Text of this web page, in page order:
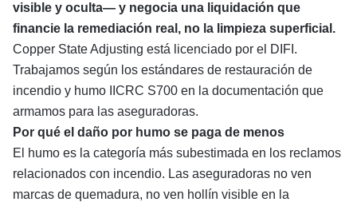
visible y oculta— y negocia una liquidación que
financie la remediación real, no la limpieza superficial.
Copper State Adjusting está licenciado por el DIFI .
Trabajamos según los estándares de restauración de
incendio y humo
IICRC S700 en la documentación que
armamos para las aseguradoras.
Por qué el daño por humo se paga de menos
El humo es la categoría más subestimada en los reclamos
relacionados con incendio. Las aseguradoras no ven
marcas de quemadura, no ven hollín visible en la